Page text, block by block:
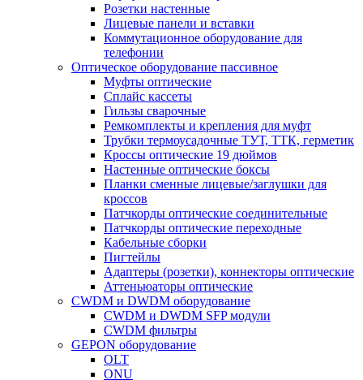
Розетки настенные
Лицевые панели и вставки
Коммутационное оборудование для
телефонии
Оптическое оборудование пассивное
Муфты оптические
Сплайс кассеты
Гильзы сварочные
Ремкомплекты и крепления для муфт
Трубки термоусадочные ТУТ, ТТК, герметик
Кроссы оптические 19 дюймов
Настенные оптические боксы
Планки сменные лицевые/заглушки для
кроссов
Патчкорды оптические соединительные
Патчкорды оптические переходные
Кабельные сборки
Пигтейлы
Адаптеры (розетки), коннекторы оптические
Аттеньюаторы оптические
CWDM и DWDM оборудование
CWDM и DWDM SFP модули
CWDM фильтры
GEPON оборудование
OLT
ONU